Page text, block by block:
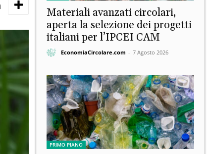
Materiali avanzati circolari,
aperta la selezione dei progetti
italiani per l’IPCEI CAM
EconomiaCircolare.com - 7 Agosto 2026
PRIMO PIANO